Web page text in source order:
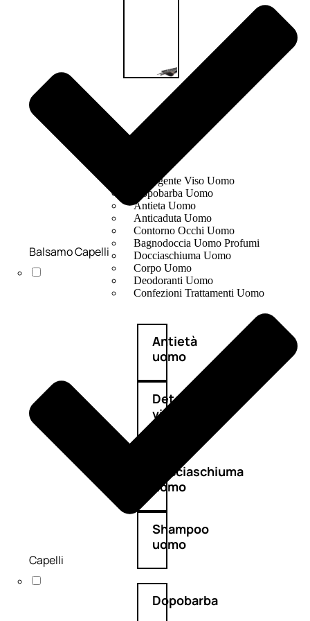
Detergente Viso Uomo
Dopobarba Uomo
Antieta Uomo
Anticaduta Uomo
Contorno Occhi Uomo
Bagnodoccia Uomo Profumi
Docciaschiuma Uomo
Corpo Uomo
Deodoranti Uomo
Confezioni Trattamenti Uomo
Antietà
uomo
Detergente
viso
Docciaschiuma
uomo
Shampoo
uomo
Dopobarba
Balsamo Capelli
Capelli